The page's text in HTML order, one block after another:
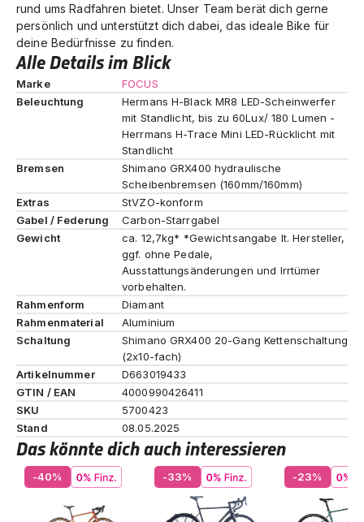
rund ums Radfahren bietet. Unser Team berät dich gerne
persönlich und unterstützt dich dabei, das ideale Bike für
deine Bedürfnisse zu finden.
Alle Details im Blick
Marke
FOCUS
Beleuchtung
Hermans H-Black MR8 LED-Scheinwerfer
mit Standlicht, bis zu 60Lux/ 180 Lumen -
Herrmans H-Trace Mini LED-Rücklicht mit
Standlicht
Bremsen
Shimano GRX400 hydraulische
Scheibenbremsen (160mm/160mm)
Extras
StVZO-konform
Gabel / Federung
Carbon-Starrgabel
Gewicht
ca. 12,7kg* *Gewichtsangabe lt. Hersteller,
ggf. ohne Pedale,
Ausstattungsänderungen und Irrtümer
vorbehalten.
Rahmenform
Diamant
Rahmenmaterial
Aluminium
Schaltung
Shimano GRX400 20-Gang Kettenschaltung
(2x10-fach)
Artikelnummer
D663019433
GTIN / EAN
4000990426411
SKU
5700423
Stand
08.05.2025
Das könnte dich auch interessieren
-40% -33% -23%